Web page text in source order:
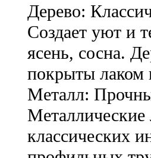
Дерево:
Создает уют и
ясень, сосна.
покрыты лаком
Металл:
классических